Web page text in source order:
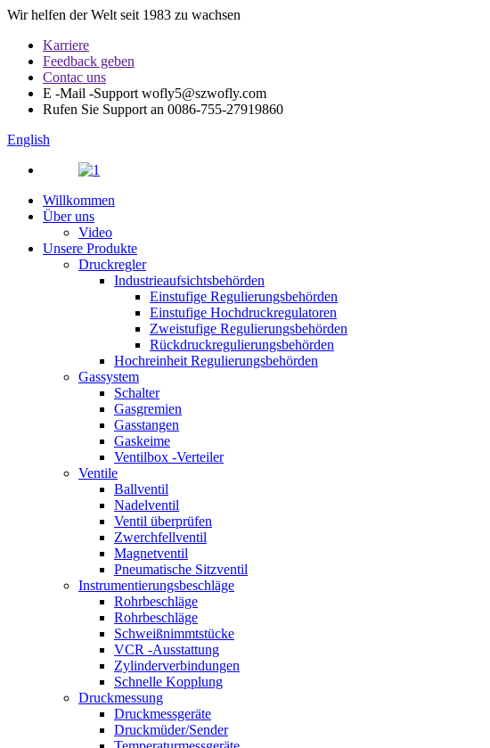
Wir helfen der Welt seit 1983 zu wachsen
Karriere
Feedback geben
Contac uns
E -Mail -Support wofly5@szwofly.com
Rufen Sie Support an 0086-755-27919860
English
Willkommen
Über uns
Video
Unsere Produkte
Druckregler
Industrieaufsichtsbehörden
Einstufige Regulierungsbehörden
Einstufige Hochdruckregulatoren
Zweistufige Regulierungsbehörden
Rückdruckregulierungsbehörden
Hochreinheit Regulierungsbehörden
Gassystem
Schalter
Gasgremien
Gasstangen
Gaskeime
Ventilbox -Verteiler
Ventile
Ballventil
Nadelventil
Ventil überprüfen
Zwerchfellventil
Magnetventil
Pneumatische Sitzventil
Instrumentierungsbeschläge
Rohrbeschläge
Rohrbeschläge
Schweißnimmtstücke
VCR -Ausstattung
Zylinderverbindungen
Schnelle Kopplung
Druckmessung
Druckmessgeräte
Druckmüder/Sender